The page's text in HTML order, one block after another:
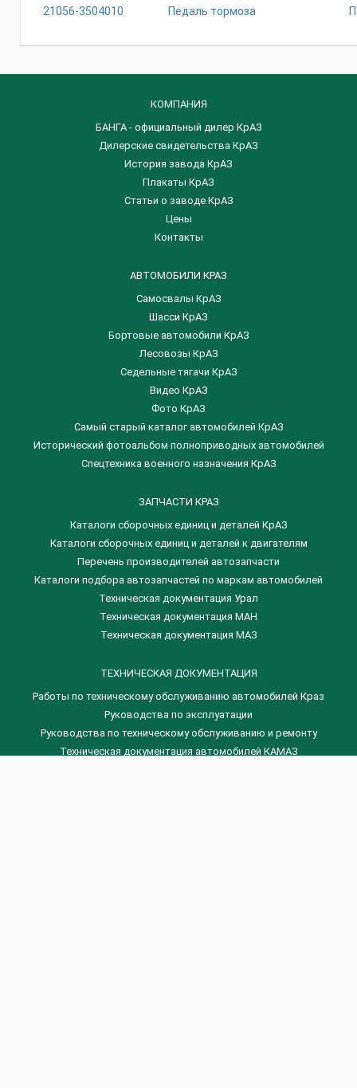
21056-3504010 Педаль тормоза
КОМПАНИЯ
БАНГА - официальный дилер КрАЗ
Дилерские свидетельства КрАЗ
История завода КрАЗ
Плакаты КрАЗ
Статьи о заводе КрАЗ
Цены
Контакты
АВТОМОБИЛИ КРАЗ
Самосвалы КрАЗ
Шасси КрАЗ
Бортовые автомобили КрАЗ
Лесовозы КрАЗ
Седельные тягачи КрАЗ
Видео КрАЗ
Фото КрАЗ
Самый старый каталог автомобилей КрАЗ
Исторический фотоальбом полноприводных автомобилей
Спецтехника военного назначения КрАЗ
ЗАПЧАСТИ КРАЗ
Каталоги сборочных единиц и деталей КрАЗ
​Каталоги сборочных единиц и деталей к двигателям
Перечень производителей автозапчасти
Каталоги подбора автозапчастей по маркам автомобилей
Техническая документация Урал
Техническая документация МАН
Техническая документация МАЗ
ТЕХНИЧЕСКАЯ ДОКУМЕНТАЦИЯ
Работы по техническому обслуживанию автомобилей Краз
Руководства по эксплуатации
Руководства по техническому обслуживанию и ремонту
Техническая документация автомобилей КАМАЗ